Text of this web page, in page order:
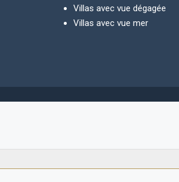
Villas avec vue dégagée
Villas avec vue mer